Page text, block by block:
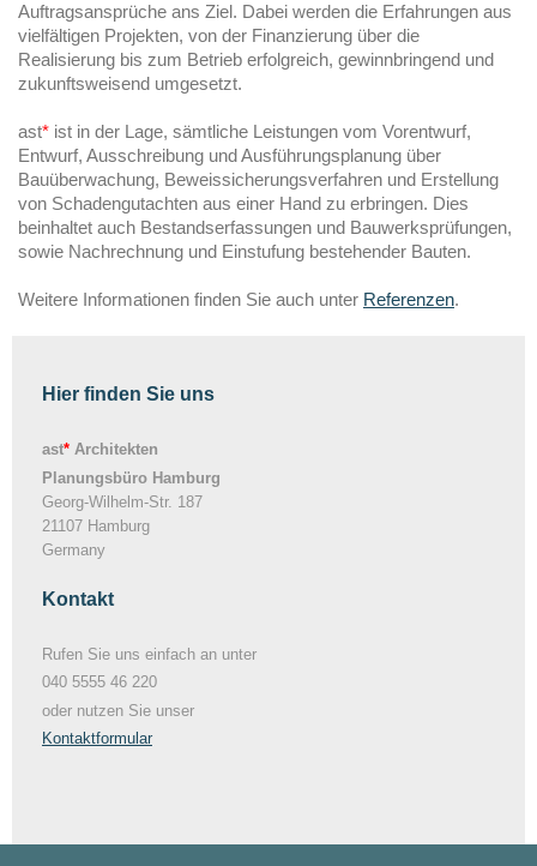
Auftragsansprüche ans Ziel. Dabei werden die Erfahrungen aus
vielfältigen Projekten, von der Finanzierung über die
Realisierung bis zum Betrieb erfolgreich, gewinnbringend und
zukunftsweisend umgesetzt.
ast* ist in der Lage, sämtliche Leistungen vom Vorentwurf,
Entwurf, Ausschreibung und Ausführungsplanung über
Bauüberwachung, Beweissicherungsverfahren und Erstellung
von Schadengutachten aus einer Hand zu erbringen. Dies
beinhaltet auch Bestandserfassungen und Bauwerksprüfungen,
sowie Nachrechnung und Einstufung bestehender Bauten.
Weitere Informationen finden Sie auch unter Referenzen.
Hier finden Sie uns
ast* Architekten
Planungsbüro Hamburg
Georg-Wilhelm-Str. 187
21107 Hamburg
Germany
Kontakt
Rufen Sie uns einfach an unter
040 5555 46 220
oder nutzen Sie unser
Kontaktformular